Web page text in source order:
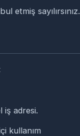
etmiş sayılırsınız.
iş adresi.
kullanım